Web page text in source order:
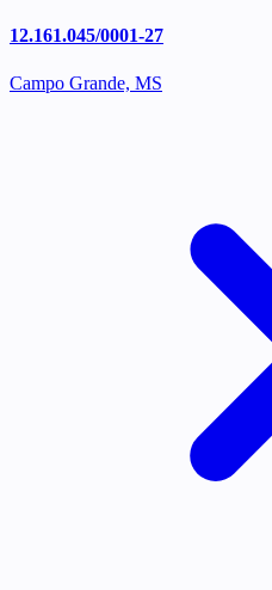
12.161.045/0001-27
Campo Grande, MS